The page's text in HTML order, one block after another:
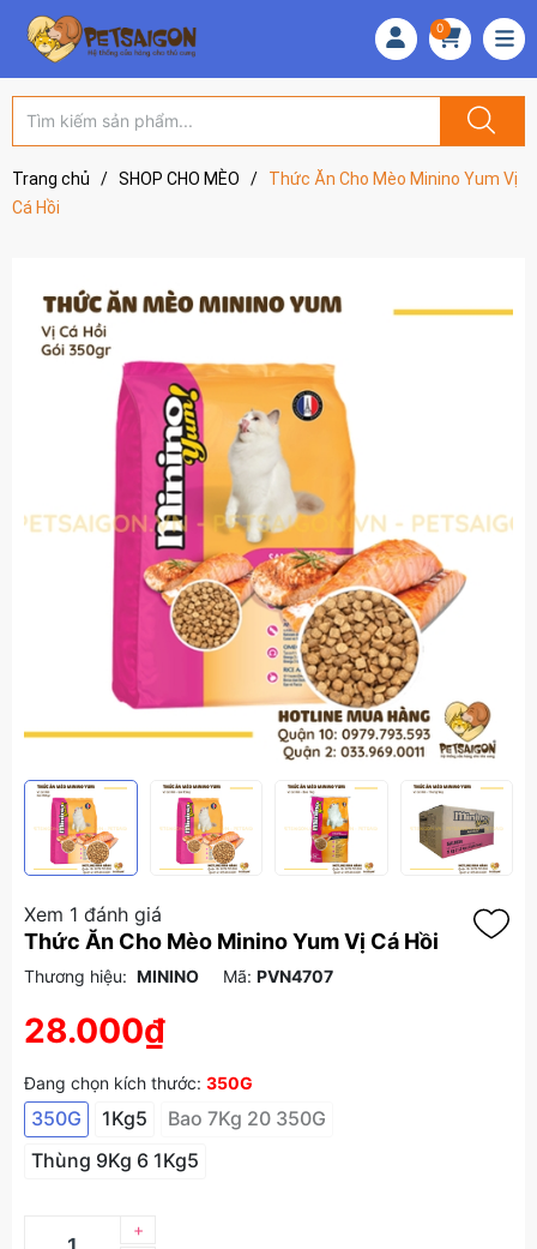
0
Trang chủ / SHOP CHO MÈO /
Thức Ăn Cho Mèo Minino Yum Vị
Cá Hồi
Xem 1 đánh giá
Thức Ăn Cho Mèo Minino Yum Vị Cá Hồi
Thương hiệu: MININO Mã: PVN4707
28.000₫
Đang chọn kích thước: 350G
350G 1Kg5
Bao 7Kg 20 350G
Thùng 9Kg 6 1Kg5
+